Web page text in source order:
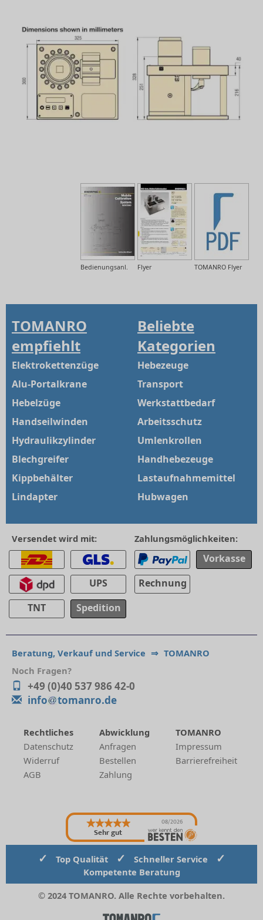
TOMANRO Flyer
Flyer
Bedienungsanl.
TOMANRO
empfiehlt
Elektrokettenzüge
Alu-Portalkrane
Hebelzüge
Handseilwinden
Hydraulikzylinder
Blechgreifer
Kippbehälter
Lindapter
Beliebte
Kategorien
Hebezeuge
Transport
Werkstattbedarf
Arbeitsschutz
Umlenkrollen
Handhebezeuge
Lastaufnahmemittel
Hubwagen
Versendet wird mit:
UPS
TNT
Spedition
Zahlungsmöglichkeiten:
Vorkasse
Rechnung
Beratung, Verkauf und Service ⇒ TOMANRO
Noch Fragen?
+49 (0)40 537 986 42-0
info
tomanro.de
Rechtliches
Datenschutz
Widerruf
AGB
Abwicklung
Anfragen
Bestellen
Zahlung
TOMANRO
Impressum
Barrierefreiheit
Sehr gut
08/2026
✓ Top Qualität ✓ Schneller Service ✓
Kompetente Beratung
© 2024 TOMANRO. Alle Rechte vorbehalten.